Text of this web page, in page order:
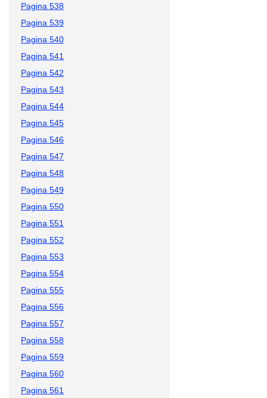
Pagina 538
Pagina 539
Pagina 540
Pagina 541
Pagina 542
Pagina 543
Pagina 544
Pagina 545
Pagina 546
Pagina 547
Pagina 548
Pagina 549
Pagina 550
Pagina 551
Pagina 552
Pagina 553
Pagina 554
Pagina 555
Pagina 556
Pagina 557
Pagina 558
Pagina 559
Pagina 560
Pagina 561